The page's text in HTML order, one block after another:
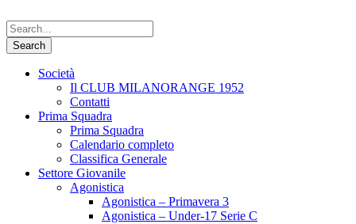
Società
Il CLUB MILANORANGE 1952
Contatti
Prima Squadra
Prima Squadra
Calendario completo
Classifica Generale
Settore Giovanile
Agonistica
Agonistica – Primavera 3
Agonistica – Under-17 Serie C